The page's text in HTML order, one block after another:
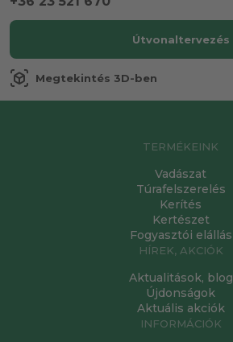
Útvonaltervezés
view_in_ar Megtekintés 3D-ben
TERMÉKEINK
Vadászat
Túrafelszerelés
Kerítés
Kertészet
Fogyasztói elállás
HÍREK, AKCIÓK
Aktualitások, blog
Újdonságok
Aktuális akciók
INFORMÁCIÓK